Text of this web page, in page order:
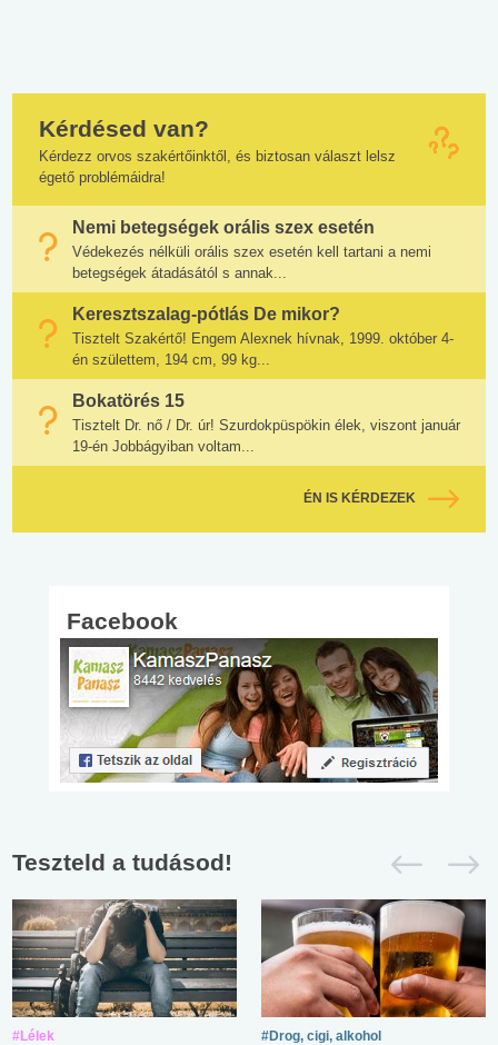
Kérdésed van?
Kérdezz orvos szakértőinktől, és biztosan választ lelsz
égető problémáidra!
Nemi betegségek orális szex esetén
Védekezés nélküli orális szex esetén kell tartani a nemi
betegségek átadásától s annak...
Keresztszalag-pótlás De mikor?
Tisztelt Szakértő! Engem Alexnek hívnak, 1999. október 4-
én születtem, 194 cm, 99 kg...
Bokatörés 15
Tisztelt Dr. nő / Dr. úr! Szurdokpüspökin élek, viszont január
19-én Jobbágyiban voltam...
ÉN IS KÉRDEZEK
Facebook
Teszteld a tudásod!
#Lélek #Drog, cigi, alkohol